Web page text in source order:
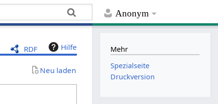
Anonym
RDF Hilfe
Neu laden
Mehr
Spezialseite
Druckversion